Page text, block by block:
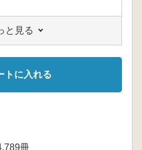
と見る
トに入れる
冊